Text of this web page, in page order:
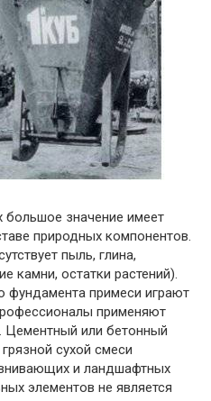
большое значение имеет
природных компонентов.
пыль, глина,
камни, остатки растений).
фундамента примеси играют
применяют
Цементный или бетонный
сухой смеси
и ландшафтных
элементов не является